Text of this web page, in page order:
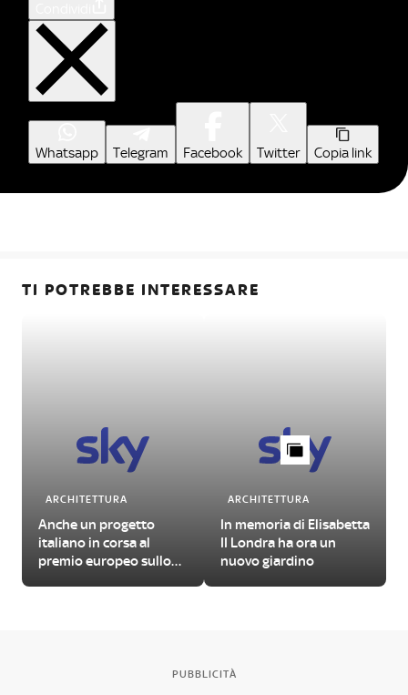
Whatsapp Telegram Facebook Twitter Copia link
TI POTREBBE INTERESSARE
ARCHITETTURA
Anche un progetto
italiano in corsa al
premio europeo sullo
ARCHITETTURA
In memoria di Elisabetta
II Londra ha ora un
nuovo giardino
PUBBLICITÀ